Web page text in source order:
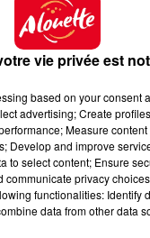
Smic".
", a estimé une
supermarché,
ce sont des
pas évident" de
vie privée est
based on your consent
advertising; Create
Measure
Develop and improve
select content; Ensure
privacy
functionalities: Identify
data from other data